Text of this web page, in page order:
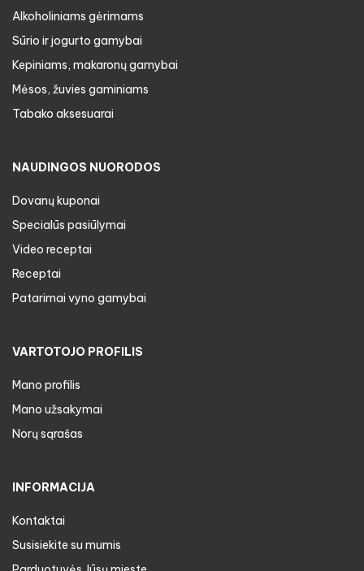
Alkoholiniams gėrimams
Sūrio ir jogurto gamybai
Kepiniams, makaronų gamybai
Mėsos, žuvies gaminiams
Tabako aksesuarai
NAUDINGOS NUORODOS
Dovanų kuponai
Specialūs pasiūlymai
Video receptai
Receptai
Patarimai vyno gamybai
VARTOTOJO PROFILIS
Mano profilis
Mano užsakymai
Norų sąrašas
INFORMACIJA
Kontaktai
Susisiekite su mumis